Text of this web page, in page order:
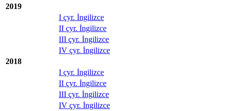
2019
I çyr. İngilizce
II çyr. İngilizce
III çyr. İngilizce
IV çyr. İngilizce
2018
I çyr. İngilizce
II çyr. İngilizce
III çyr. İngilizce
IV çyr. İngilizce